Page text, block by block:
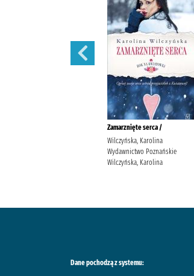
Zamarznięte serca /
Wilczyńska, Karolina
Wydawnictwo Poznańskie
Wilczyńska, Karolina
Dane pochodzą z systemu: